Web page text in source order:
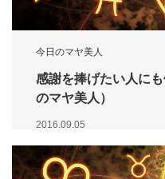
今日のマヤ美人
感謝を捧げたい人に
のマヤ美人）
2016.09.05